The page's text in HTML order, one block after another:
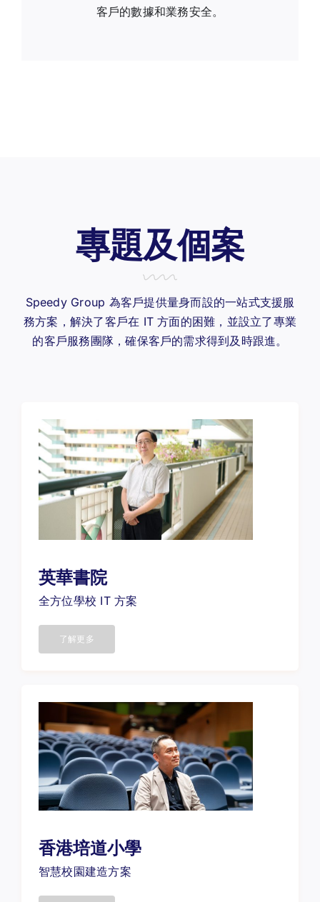
客戶的數據和業務安全。
專題及個案
Speedy Group 為客戶提供量身而設的一站式支援服
務方案，解決了客戶在 IT 方面的困難，並設立了專業
的客戶服務團隊，確保客戶的需求得到及時跟進。
英華書院
全方位學校 IT 方案
了解更多
香港培道小學
智慧校園建造方案